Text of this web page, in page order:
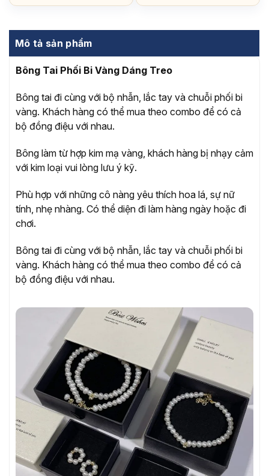
Mô tả sản phẩm
Bông Tai Phối Bi Vàng Dáng Treo
Bông tai đi cùng với bộ nhẫn, lắc tay và chuỗi phối bi
vàng. Khách hàng có thể mua theo combo để có cả
bộ đồng điệu với nhau.
Bông làm từ hợp kim mạ vàng, khách hàng bị nhạy cảm
với kim loại vui lòng lưu ý kỹ.
Phù hợp với những cô nàng yêu thích hoa lá, sự nữ
tính, nhẹ nhàng. Có thể diện đi làm hàng ngày hoặc đi
chơi.
Bông tai đi cùng với bộ nhẫn, lắc tay và chuỗi phối bi
vàng. Khách hàng có thể mua theo combo để có cả
bộ đồng điệu với nhau.